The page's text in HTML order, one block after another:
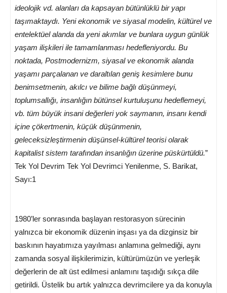
ideolojik vd. alanları da kapsayan bütünlüklü bir yapı
taşımaktaydı. Yeni ekonomik ve siyasal modelin, kültürel ve
entelektüel alanda da yeni akımlar ve bunlara uygun günlük
yaşam ilişkileri ile tamamlanması hedefleniyordu. Bu
noktada, Postmodernizm, siyasal ve ekonomik alanda
yaşamı parçalanan ve daraltılan geniş kesimlere bunu
benimsetmenin, akılcı ve bilime bağlı düşünmeyi,
toplumsallığı, insanlığın bütünsel kurtuluşunu hedeflemeyi,
vb. tüm büyük insani değerleri yok saymanın, insanı kendi
içine çökertmenin, küçük düşünmenin,
geleceksizleştirmenin düşünsel-kültürel teorisi olarak
kapitalist sistem tarafından insanlığın üzerine püskürtüldü.”
Tek Yol Devrim Tek Yol Devrimci Yenilenme, S. Barikat,
Sayı:1
1980’ler sonrasında başlayan restorasyon sürecinin
yalnızca bir ekonomik düzenin inşası ya da dizginsiz bir
baskının hayatımıza yayılması anlamına gelmediği, aynı
zamanda sosyal ilişkilerimizin, kültürümüzün ve yerleşik
değerlerin de alt üst edilmesi anlamını taşıdığı sıkça dile
getirildi. Üstelik bu artık yalnızca devrimcilere ya da konuyla